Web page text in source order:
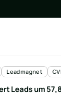
Leadmagnet
Leads um